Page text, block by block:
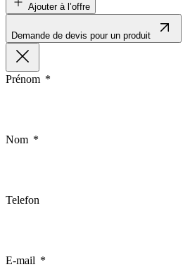
Ajouter à l’offre
Demande de devis pour un produit
Prénom
Nom
Telefon
E-mail